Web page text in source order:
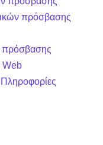
πρόσβασης
πρόσβασης